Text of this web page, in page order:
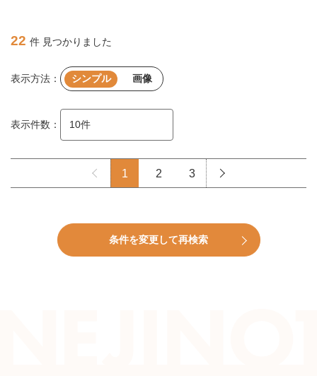
22 件 見つかりました
表示方法： シンプル 画像
表示件数：
1 2 3
条件を変更して再検索